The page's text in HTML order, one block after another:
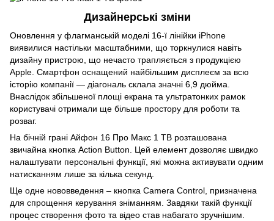
Дизайнерські зміни
Оновлення у флагманській моделі 16-ї лінійки iPhone
виявилися настільки масштабними, що торкнулися навіть
дизайну пристрою, що нечасто трапляється з продукцією
Apple. Смартфон оснащений найбільшим дисплеєм за всю
історію компанії — діагональ склала значні 6,9 дюйма.
Внаслідок збільшеної площі екрана та ультратонких рамок
користувачі отримали ще більше простору для роботи та
розваг.
На бічній грані Айфон 16 Про Макс 1 TB розташована
звичайна кнопка Action Button. Цей елемент дозволяє швидко
налаштувати персональні функції, які можна активувати одним
натисканням лише за кілька секунд.
Ще одне нововведення – кнопка Camera Control, призначена
для спрощення керування зніманням. Завдяки такій функції
процес створення фото та відео став набагато зручнішим.